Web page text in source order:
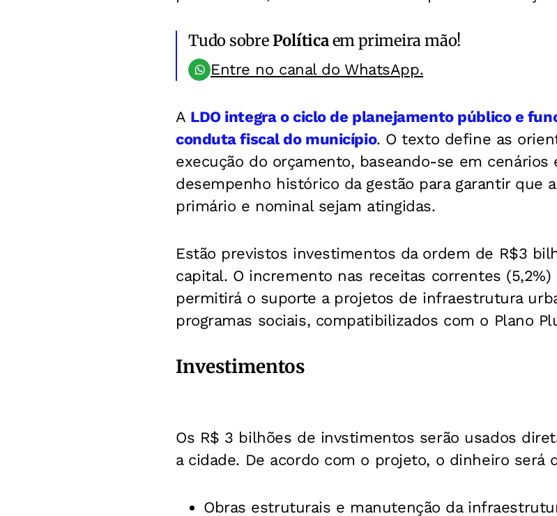
Tudo sobrePolíticaem primeira mão!
Entre no canal do WhatsApp.
A LDO integra o ciclo de planejamento público e
conduta fiscal do município. O texto define as
execução do orçamento, baseando-se em cenários
desempenho histórico da gestão para garantir que
primário e nominal sejam atingidas.
Estão previstos investimentos da ordem de R$3
capital. O incremento nas receitas correntes
permitirá o suporte a projetos de infraestrutura
programas sociais, compatibilizados com o Plano
Investimentos
Os R$ 3 bilhões de invstimentos serão usados
a cidade. De acordo com o projeto, o dinheiro será
Obras estruturais e manutenção da